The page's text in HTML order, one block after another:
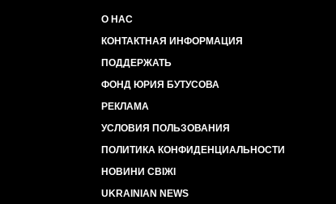
О НАС
КОНТАКТНАЯ ИНФОРМАЦИЯ
ПОДДЕРЖАТЬ
ФОНД ЮРИЯ БУТУСОВА
РЕКЛАМА
УСЛОВИЯ ПОЛЬЗОВАНИЯ
ПОЛИТИКА КОНФИДЕНЦИАЛЬНОСТИ
НОВИНИ СВІЖІ
UKRAINIAN NEWS